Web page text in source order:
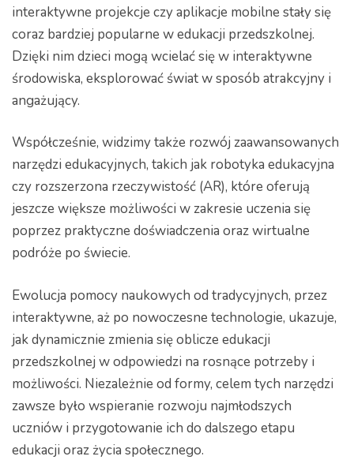
interaktywne projekcje czy aplikacje mobilne stały się
coraz bardziej popularne w edukacji przedszkolnej.
Dzięki nim dzieci mogą wcielać się w interaktywne
środowiska, eksplorować świat w sposób atrakcyjny i
angażujący.
Współcześnie, widzimy także rozwój zaawansowanych
narzędzi edukacyjnych, takich jak robotyka edukacyjna
czy rozszerzona rzeczywistość (AR), które oferują
jeszcze większe możliwości w zakresie uczenia się
poprzez praktyczne doświadczenia oraz wirtualne
podróże po świecie.
Ewolucja pomocy naukowych od tradycyjnych, przez
interaktywne, aż po nowoczesne technologie, ukazuje,
jak dynamicznie zmienia się oblicze edukacji
przedszkolnej w odpowiedzi na rosnące potrzeby i
możliwości. Niezależnie od formy, celem tych narzędzi
zawsze było wspieranie rozwoju najmłodszych
uczniów i przygotowanie ich do dalszego etapu
edukacji oraz życia społecznego.